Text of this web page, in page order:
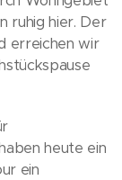
ruhig hier. Der
erreichen wir
heute ein
ein